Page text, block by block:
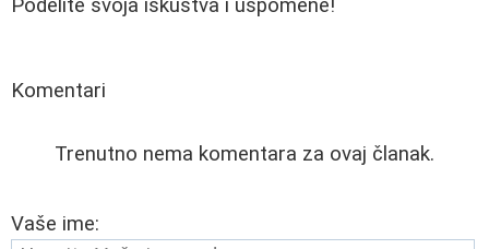
Podelite svoja iskustva i uspomene!
Komentari
Trenutno nema komentara za ovaj članak.
Vaše ime: